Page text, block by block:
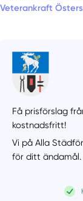
Veterankraft
Få prisförslag
kostnadsfritt!
Vi på Alla
för ditt ändamål.